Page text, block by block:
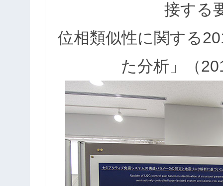
接する
位相類似性に関する
た分析」（